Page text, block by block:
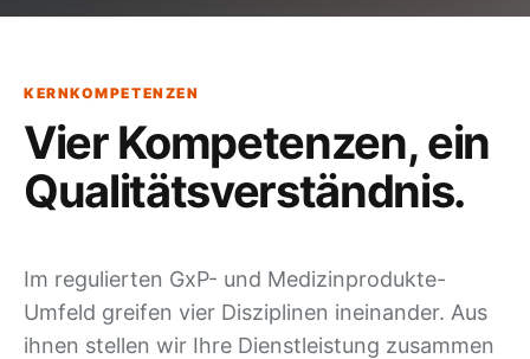
KERNKOMPETENZEN
Vier Kompetenzen,ein
Qualitätsverständnis.
Im regulierten GxP- und Medizinprodukte-
Umfeld greifen vier Disziplinen ineinander. Aus
ihnen stellen wir Ihre Dienstleistung zusammen